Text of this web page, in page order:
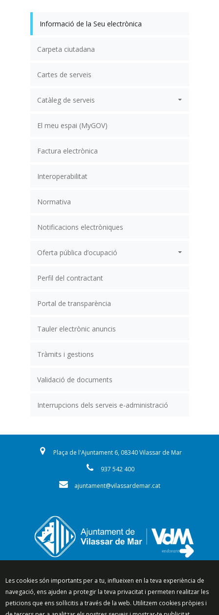
Informació de la Seu electrònica
Carpeta ciutadana
Cartes de serveis
Catàleg de serveis
El meu espai (MyGOV)
Factura electrònica
Interoperabilitat
Normativa
Notificacions electròniques
Oferta pública d’ocupació
Perfil del contractant
Portal de transparència
Tauler electrònic anuncis
Tràmits i gestions
Validació de documents
Interrupcions dels serveis e-administració
Plaça de l'Ajuntament 6, 08340 Vilassar de Mar
937 542 400
ajuntament@vilassardemar.cat
Segueix-nos a:
Les cookies són importants per a tu, influeixen en la teva experiència de
navegació, ens ajuden a protegir la teva privacitat i permeten realitzar les
peticions que ens sol·licitis a través de la web. Utilitzem cookies pròpies i